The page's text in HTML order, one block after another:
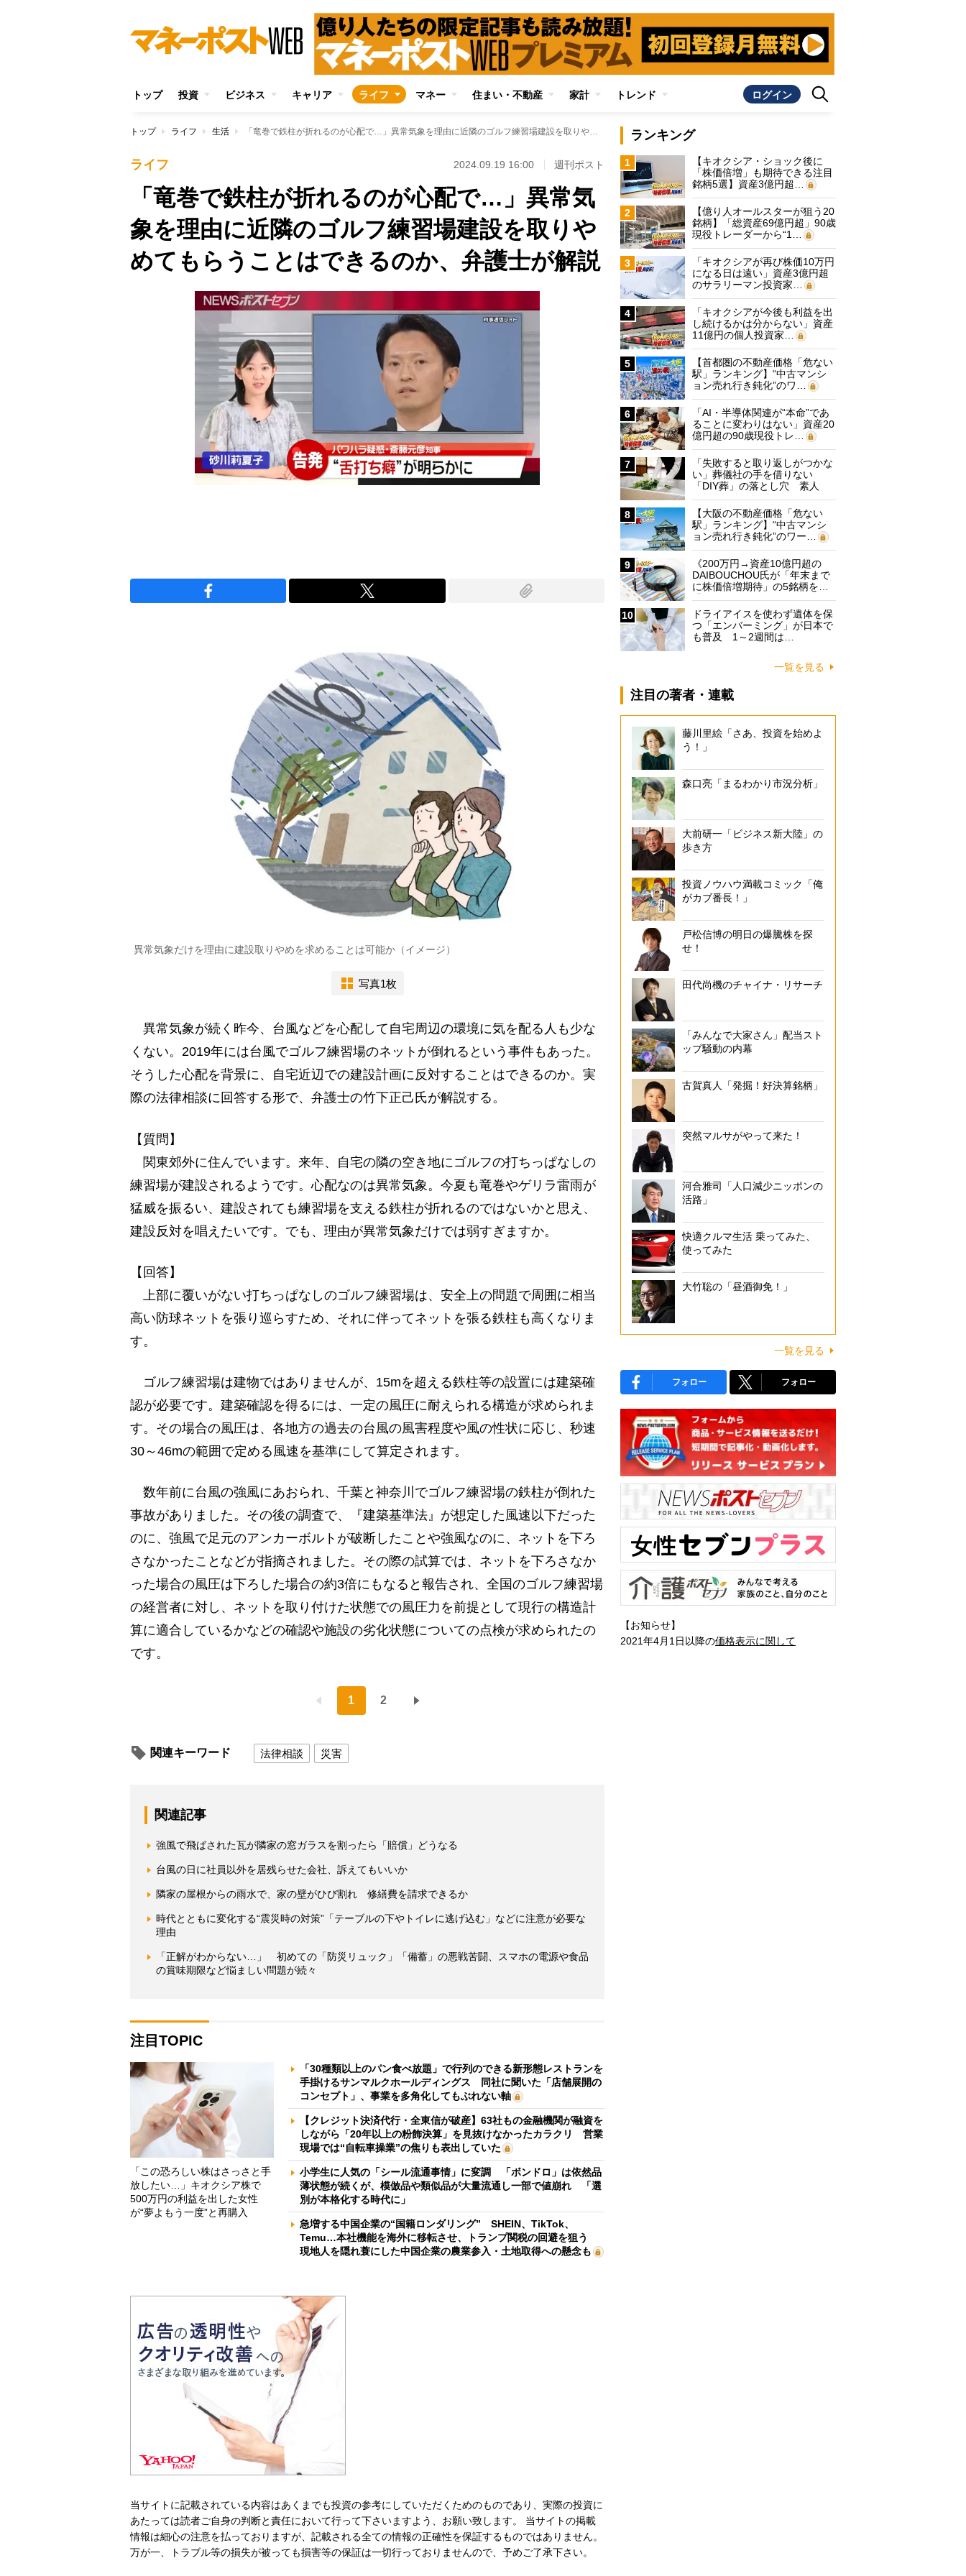
トップ 投資 ビジネス キャリア ライフ マネー 住まい・不動産 家計 トレンド ログイン
トップ ライフ 生活 「竜巻で鉄柱が折れるのが心配で…」異常気象を理由に近隣のゴルフ練習場建設を取りやめてもらうことはできるのか、弁護士が解説
ライフ 2024.09.19 16:00 週刊ポスト
「竜巻で鉄柱が折れるのが心配で…」異常気
象を理由に近隣のゴルフ練習場建設を取りや
めてもらうことはできるのか、弁護士が解説
異常気象だけを理由に建設取りやめを求めることは可能か（イメージ）
写真1枚
異常気象が続く昨今、台風などを心配して自宅周辺の環境に気を配る人も少な
くない。2019年には台風でゴルフ練習場のネットが倒れるという事件もあった。
そうした心配を背景に、自宅近辺での建設計画に反対することはできるのか。実
際の法律相談に回答する形で、弁護士の竹下正己氏が解説する。
【質問】
関東郊外に住んでいます。来年、自宅の隣の空き地にゴルフの打ちっぱなしの
練習場が建設されるようです。心配なのは異常気象。今夏も竜巻やゲリラ雷雨が
猛威を振るい、建設されても練習場を支える鉄柱が折れるのではないかと思え、
建設反対を唱えたいです。でも、理由が異常気象だけでは弱すぎますか。
【回答】
上部に覆いがない打ちっぱなしのゴルフ練習場は、安全上の問題で周囲に相当
高い防球ネットを張り巡らすため、それに伴ってネットを張る鉄柱も高くなりま
す。
ゴルフ練習場は建物ではありませんが、15mを超える鉄柱等の設置には建築確
認が必要です。建築確認を得るには、一定の風圧に耐えられる構造が求められま
す。その場合の風圧は、各地方の過去の台風の風害程度や風の性状に応じ、秒速
30～46mの範囲で定める風速を基準にして算定されます。
数年前に台風の強風にあおられ、千葉と神奈川でゴルフ練習場の鉄柱が倒れた
事故がありました。その後の調査で、『建築基準法』が想定した風速以下だった
のに、強風で足元のアンカーボルトが破断したことや強風なのに、ネットを下ろ
さなかったことなどが指摘されました。その際の試算では、ネットを下ろさなか
った場合の風圧は下ろした場合の約3倍にもなると報告され、全国のゴルフ練習場
の経営者に対し、ネットを取り付けた状態での風圧力を前提として現行の構造計
算に適合しているかなどの確認や施設の劣化状態についての点検が求められたの
です。
1 2
関連キーワード 法律相談 災害
関連記事
強風で飛ばされた瓦が隣家の窓ガラスを割ったら「賠償」どうなる
台風の日に社員以外を居残らせた会社、訴えてもいいか
隣家の屋根からの雨水で、家の壁がひび割れ 修繕費を請求できるか
時代とともに変化する“震災時の対策”「テーブルの下やトイレに逃げ込む」などに注意が必要な
理由
「正解がわからない…」 初めての「防災リュック」「備蓄」の悪戦苦闘、スマホの電源や食品
の賞味期限など悩ましい問題が続々
注目TOPIC
「この恐ろしい株はさっさと手
放したい…」キオクシア株で
500万円の利益を出した女性
が“夢よもう一度”と再購入
「30種類以上のパン食べ放題」で行列のできる新形態レストランを
手掛けるサンマルクホールディングス 同社に聞いた「店舗展開の
コンセプト」、事業を多角化してもぶれない軸
【クレジット決済代行・全東信が破産】63社もの金融機関が融資を
しながら「20年以上の粉飾決算」を見抜けなかったカラクリ 営業
現場では“自転車操業”の焦りも表出していた
小学生に人気の「シール流通事情」に変調 「ボンドロ」は依然品
薄状態が続くが、模倣品や類似品が大量流通し一部で値崩れ 「選
別が本格化する時代に」
急増する中国企業の“国籍ロンダリング” SHEIN、TikTok、
Temu…本社機能を海外に移転させ、トランプ関税の回避を狙う
現地人を隠れ蓑にした中国企業の農業参入・土地取得への懸念も
当サイトに記載されている内容はあくまでも投資の参考にしていただくためのものであり、実際の投資に
あたっては読者ご自身の判断と責任において行って下さいますよう、お願い致します。 当サイトの掲載
情報は細心の注意を払っておりますが、記載される全ての情報の正確性を保証するものではありません。
万が一、トラブル等の損失が被っても損害等の保証は一切行っておりませんので、予めご了承下さい。
ランキング
1
【キオクシア・ショック後に
「株価倍増」も期待できる注目
銘柄5選】資産3億円超…
2
【億り人オールスターが狙う20
銘柄】「総資産69億円超」90歳
現役トレーダーから“1…
3
「キオクシアが再び株価10万円
になる日は遠い」資産3億円超
のサラリーマン投資家…
4
「キオクシアが今後も利益を出
し続けるかは分からない」資産
11億円の個人投資家…
5
【首都圏の不動産価格「危ない
駅」ランキング】“中古マンシ
ョン売れ行き鈍化”のワ…
6
「AI・半導体関連が“本命”であ
ることに変わりはない」資産20
億円超の90歳現役トレ…
7
「失敗すると取り返しがつかな
い」葬儀社の手を借りない
「DIY葬」の落とし穴 素人
に…
8
【大阪の不動産価格「危ない
駅」ランキング】“中古マンシ
ョン売れ行き鈍化”のワー…
9
《200万円→資産10億円超の
DAIBOUCHOU氏が「年末まで
に株価倍増期待」の5銘柄を…
10
ドライアイスを使わず遺体を保
つ「エンバーミング」が日本で
も普及 1～2週間は…
一覧を見る
注目の著者・連載
藤川里絵「さあ、投資を始めよ
う！」
森口亮「まるわかり市況分析」
大前研一「ビジネス新大陸」の
歩き方
投資ノウハウ満載コミック「俺
がカブ番長！」
戸松信博の明日の爆騰株を探
せ！
田代尚機のチャイナ・リサーチ
「みんなで大家さん」配当スト
ップ騒動の内幕
古賀真人「発掘！好決算銘柄」
突然マルサがやって来た！
河合雅司「人口減少ニッポンの
活路」
快適クルマ生活 乗ってみた、
使ってみた
大竹聡の「昼酒御免！」
一覧を見る
フォロー フォロー
【お知らせ】
2021年4月1日以降の価格表示に関して